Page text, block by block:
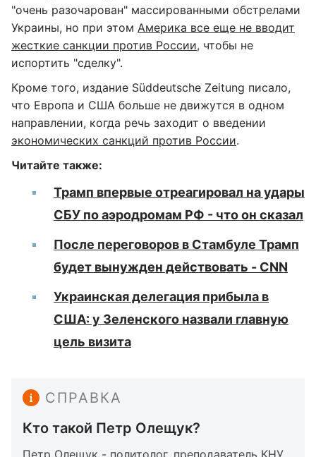
"очень разочарован" массированными обстрелами
Украины, но при этом Америка все еще не вводит
жесткие санкции против России, чтобы не
испортить "сделку".
Кроме того, издание Süddeutsche Zeitung писало,
что Европа и США больше не движутся в одном
направлении, когда речь заходит о введении
экономических санкций против России.
Читайте также:
Трамп впервые отреагировал на удары
СБУ по аэродромам РФ - что он сказал
После переговоров в Стамбуле Трамп
будет вынужден действовать - CNN
Украинская делегация прибыла в
США: у Зеленского назвали главную
цель визита
СПРАВКА
Кто такой Петр Олещук?
Петр Олещук - политолог, преподаватель КНУ